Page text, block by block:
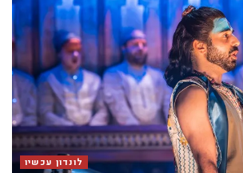
לונדון עכשיו